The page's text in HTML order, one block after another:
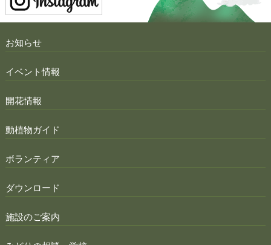
お知らせ
イベント情報
開花情報
動植物ガイド
ボランティア
ダウンロード
施設のご案内